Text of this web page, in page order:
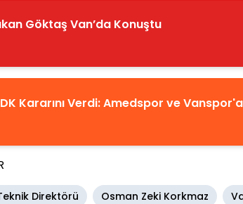
Göktaş Van’da Konuştu
Kararını Verdi: Amedspor ve
Direktörü Osman Zeki Korkmaz